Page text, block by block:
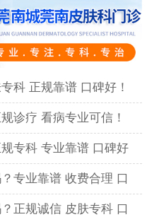
科 正规靠谱 口碑好！
诊疗 看病专业可信！
专科 专业靠谱 口碑好
专业靠谱 收费合理 口
正规诚信 皮肤专科 口